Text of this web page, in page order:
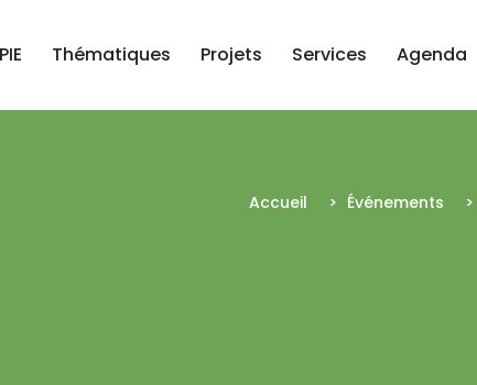
Thématiques Projets Services Agenda
Accueil > Événements >